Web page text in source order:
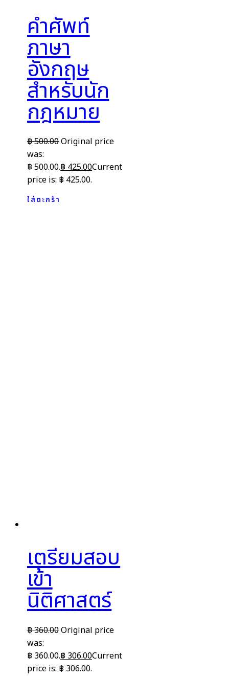
คำศัพท์
ภาษา
อังกฤษ
สำหรับนัก
กฎหมาย
฿500.00Original price
was:
฿ 500.00.฿425.00Current
price is: ฿ 425.00.
ใส่ตะกร้า
เตรียมสอบ
เข้า
นิติศาสตร์
฿360.00Original price
was:
฿ 360.00.฿ 306.00Current
price is: ฿ 306.00.